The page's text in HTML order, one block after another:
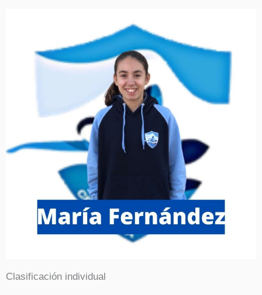
Clasificación individual